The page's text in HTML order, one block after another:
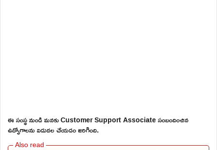
ఈ సంస్థ నుండి మనకు Customer Support Associate సంబందించిన
ఉద్యోగాలను విడుదల చేయడం జరిగింది.